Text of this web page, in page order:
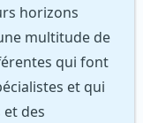
horizons
multitude de
qui font
et qui
des